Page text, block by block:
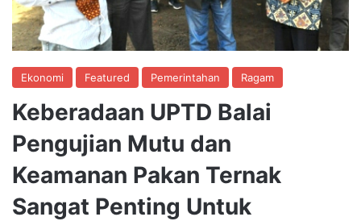
Ekonomi Featured Pemerintahan Ragam
Keberadaan UPTD Balai
Pengujian Mutu dan
Keamanan Pakan Ternak
Sangat Penting Untuk